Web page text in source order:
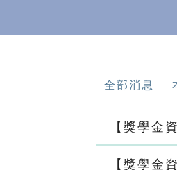
全部消息
【獎學金
【獎學金